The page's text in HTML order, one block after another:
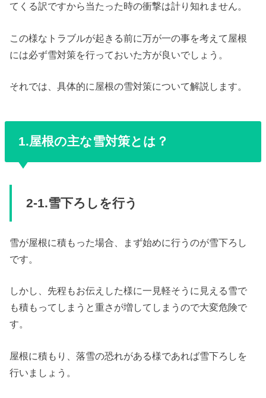
てくる訳ですから当たった時の衝撃は計り知れません。
この様なトラブルが起きる前に万が一の事を考えて屋根
には必ず雪対策を行っておいた方が良いでしょう。
それでは、具体的に屋根の雪対策について解説します。
1.屋根の主な雪対策とは？
2-1.雪下ろしを行う
雪が屋根に積もった場合、まず始めに行うのが雪下ろし
です。
しかし、先程もお伝えした様に一見軽そうに見える雪で
も積もってしまうと重さが増してしまうので大変危険で
す。
屋根に積もり、落雪の恐れがある様であれば雪下ろしを
行いましょう。